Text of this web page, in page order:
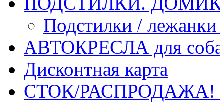
Подстилки / лежанки
АВТОКРЕСЛА для
Дисконтная карта
СТОК/